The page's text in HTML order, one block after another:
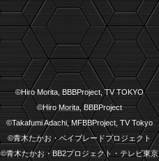
©Hiro Morita, BBBProject, TV TOKYO
©Hiro Morita, BBBProject
©Takafumi Adachi, MFBBProject, TV Tokyo
©青木たかお・ベイブレードプロジェクト
©青木たかお・BB2プロジェクト・テレビ東京